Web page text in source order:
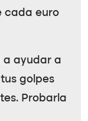
cada euro
a ayudar a
golpes
Probarla